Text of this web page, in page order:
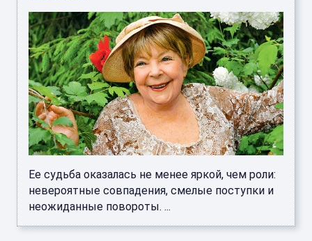
Ее судьба оказалась не менее яркой, чем роли:
невероятные совпадения, смелые поступки и
неожиданные повороты. ...